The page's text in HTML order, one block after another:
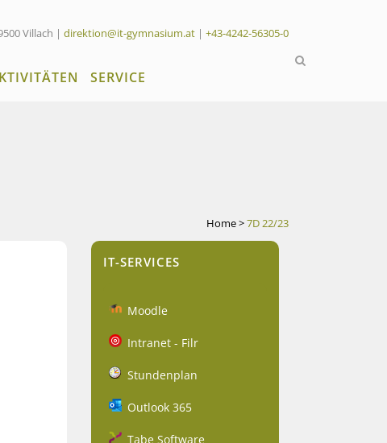
Villach | direktion@it-gymnasium.at | +43-4242-56305-0
SERVICE
Home>7D 22/23
IT-SERVICES
Moodle
Intranet - Filr
Stundenplan
Outlook 365
Tabe Software